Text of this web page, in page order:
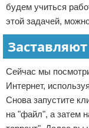
будем учиться
этой задачей,
Сейчас мы
Интернет,
Снова запустите
на "файл", а затем